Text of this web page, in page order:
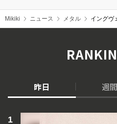
Mikiki ニュース メタル イングヴ
昨日 週間